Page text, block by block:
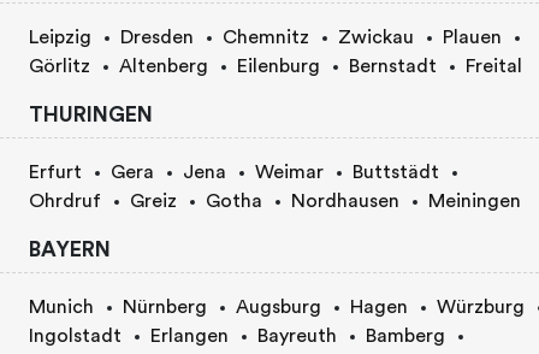
Leipzig Dresden Chemnitz Zwickau
Plauen
Görlitz
Altenberg Eilenburg Bernstadt Freital
THURINGEN
Erfurt Gera Jena Weimar
Buttstädt
Ohrdruf
Greiz Gotha Nordhausen Meiningen
BAYERN
Munich Nürnberg Augsburg Hagen
Würzburg
Ingolstadt
Erlangen Bayreuth
Bamberg